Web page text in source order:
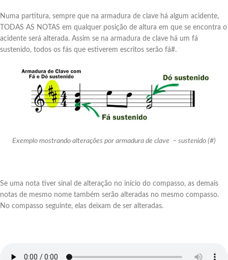
Numa partitura, sempre que na armadura de clave há algum acidente,
TODAS AS NOTAS em qualquer posição de altura em que se encontra o
acidente será alterada. Assim se na armadura de clave há um fá
sustenido, todos os fás que estiverem escritos serão fá#.
Exemplo mostrando alterações por armadura de clave – sustenido (#)
Se uma nota tiver sinal de alteração no início do compasso, as demais
notas de mesmo nome também serão alteradas no mesmo compasso.
No compasso seguinte, elas deixam de ser alteradas.